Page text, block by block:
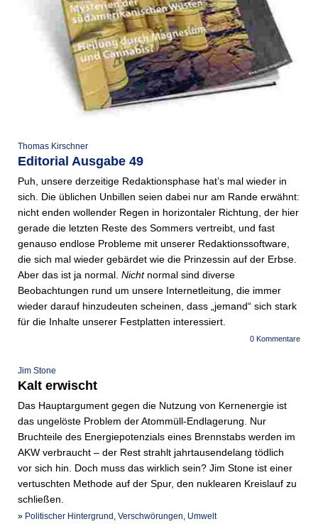
Thomas Kirschner
Editorial Ausgabe 49
Puh, unsere derzeitige Redaktionsphase hat’s mal wieder in
sich. Die üblichen Unbillen seien dabei nur am Rande erwähnt:
nicht enden wollender Regen in horizontaler Richtung, der hier
gerade die letzten Reste des Sommers vertreibt, und fast
genauso endlose Probleme mit unserer Redaktionssoftware,
die sich mal wieder gebärdet wie die Prinzessin auf der Erbse.
Aber das ist ja normal. Nichtnormal sind diverse
Beobachtungen rund um unsere Internetleitung, die immer
wieder darauf hinzudeuten scheinen, dass „jemand“ sich stark
für die Inhalte unserer Festplatten interessiert.
0 Kommentare
Jim Stone
Kalt erwischt
Das Hauptargument gegen die Nutzung von Kernenergie ist
das ungelöste Problem der Atommüll-Endlagerung. Nur
Bruchteile des Energiepotenzials eines Brennstabs werden im
AKW verbraucht – der Rest strahlt jahrtausendelang tödlich
vor sich hin. Doch muss das wirklich sein? Jim Stone ist einer
vertuschten Methode auf der Spur, den nuklearen Kreislauf zu
schließen.
» Politischer Hintergrund Verschwörungen Umwelt